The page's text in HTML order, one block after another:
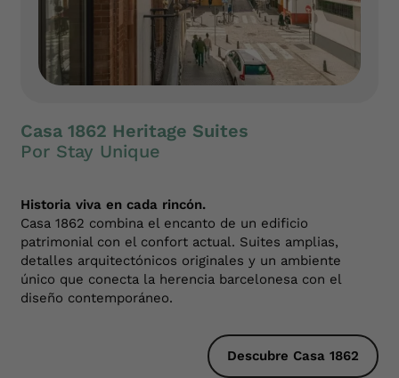
Casa 1862 Heritage Suites
Por Stay Unique
Historia viva en cada rincón.
Casa 1862 combina el encanto de un edificio
patrimonial con el confort actual. Suites amplias,
detalles arquitectónicos originales y un ambiente
único que conecta la herencia barcelonesa con el
diseño contemporáneo.
Descubre Casa 1862